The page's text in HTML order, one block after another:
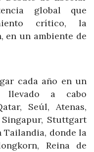
global que
crítico, la
en un ambiente de
cada año en un
llevado a cabo
Seúl, Atenas,
Stuttgart
Tailandia, donde la
Reina de